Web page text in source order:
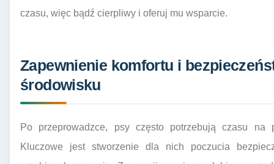
czasu, więc bądź cierpliwy i oferuj mu wsparcie.
Zapewnienie komfortu i
środowisku
Po przeprowadzce, psy często potrzebują czasu na
Kluczowe jest stworzenie dla nich poczucia